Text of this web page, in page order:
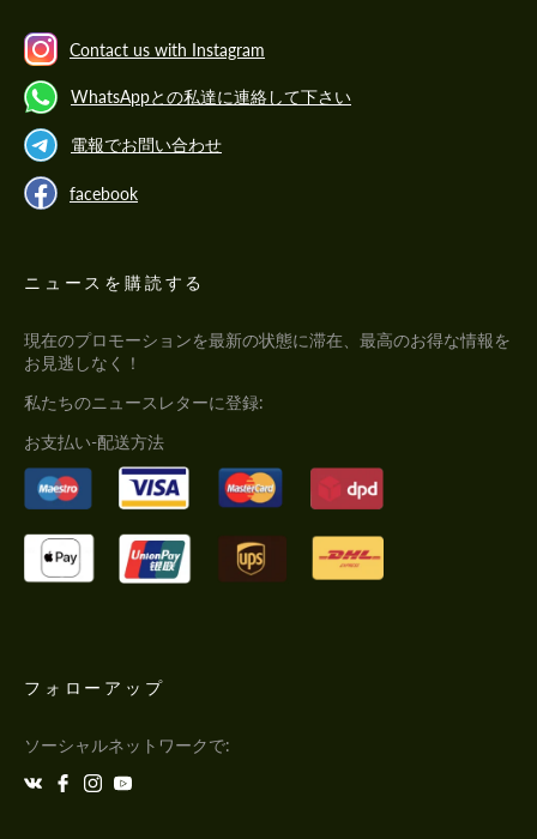
Contact us with Instagram
WhatsAppとの私達に連絡して下さい
電報でお問い合わせ
facebook
ニュースを購読する
現在のプロモーションを最新の状態に滞在、最高のお得な情報を
お見逃しなく！
私たちのニュースレターに登録:
お支払い-配送方法
フォローアップ
ソーシャルネットワークで: